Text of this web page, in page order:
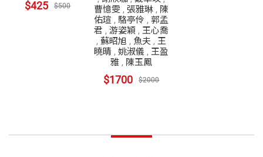
$425 $500
曹憶雯 , 張雅琳 , 陳
佑瑄 ,駱亭伶 , 郭孟
君 ,游姿穎 ,王心喬
,蘇昭旭 , 魚夫 ,王
曉晴 ,姚淑儀 ,王盈
雅 , 陳玉鳳
$1700 $2000